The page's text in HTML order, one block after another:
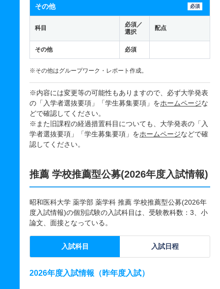
その他 必須
科目
必須／
選択
配点
その他 必須
※その他はグループワーク・レポート作成。
※内容には変更等の可能性もありますので、必ず大学発表
の「入学者選抜要項」「学生募集要項」をホームページな
どで確認してください。
※また旧課程の経過措置科目についても、大学発表の「入
学者選抜要項」「学生募集要項」をホームページなどで確
認してください。
推薦 学校推薦型公募(2026年度入試情報)
昭和医科大学 薬学部 薬学科 推薦 学校推薦型公募(2026年
度入試情報)の個別試験の入試科目は、受験教科数：3、小
論文、面接となっている。
入試科目 入試日程
2026年度入試情報（昨年度入試）